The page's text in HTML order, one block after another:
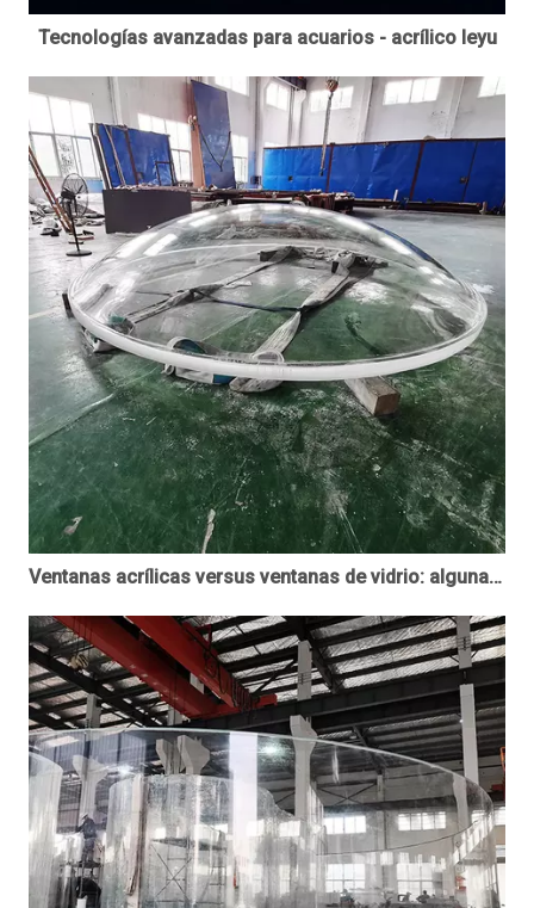
Tecnologías avanzadas para acuarios - acrílico leyu
Ventanas acrílicas versus ventanas de vidrio: algunas características que no conoces